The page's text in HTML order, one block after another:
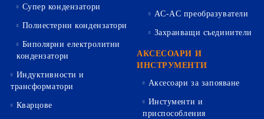
Супер кондензатори
Полиестерни кондензатори
Биполярни електролитни
кондензатори
Индуктивности и
трансформатори
Кварцове
AC-AC преобразуватели
Захранващи съединители
АКСЕСОАРИ И
ИНСТРУМЕНТИ
Аксесоари за запояване
Инстументи и
приспособления